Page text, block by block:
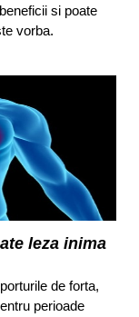
si poate
vorba.
leza inima
de forta,
perioade